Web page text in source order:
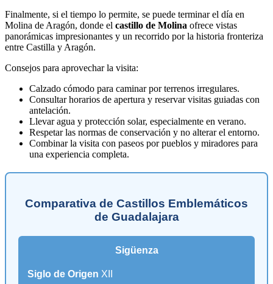
Finalmente, si el tiempo lo permite, se puede terminar el día en
Molina de Aragón, donde el castillo de Molina ofrece vistas
panorámicas impresionantes y un recorrido por la historia fronteriza
entre Castilla y Aragón.
Consejos para aprovechar la visita:
Calzado cómodo para caminar por terrenos irregulares.
Consultar horarios de apertura y reservar visitas guiadas con
antelación.
Llevar agua y protección solar, especialmente en verano.
Respetar las normas de conservación y no alterar el entorno.
Combinar la visita con paseos por pueblos y miradores para
una experiencia completa.
Comparativa de Castillos Emblemáticos
de Guadalajara
Sigüenza
Siglo de Origen XII